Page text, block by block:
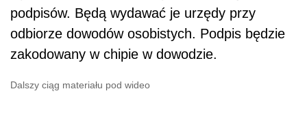
podpisów. Będą wydawać je urzędy przy
odbiorze dowodów osobistych. Podpis będzie
zakodowany w chipie w dowodzie.
Dalszy ciąg materiału pod wideo